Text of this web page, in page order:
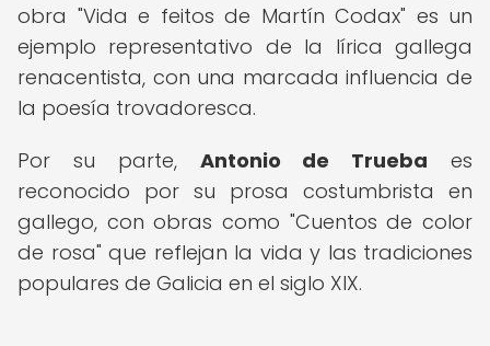
obra "Vida e feitos de Martín Codax" es un
ejemplo representativo de la lírica gallega
renacentista, con una marcada influencia de
la poesía trovadoresca.
Por su parte, Antonio de Trueba es
reconocido por su prosa costumbrista en
gallego, con obras como "Cuentos de color
de rosa" que reflejan la vida y las tradiciones
populares de Galicia en el siglo XIX.